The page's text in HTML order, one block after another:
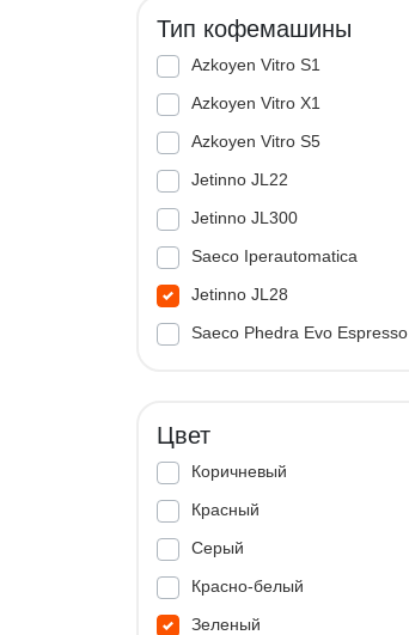
Тип кофемашины
Azkoyen Vitro S1
Azkoyen Vitro X1
Azkoyen Vitro S5
Jetinno JL22
Jetinno JL300
Saeco Iperautomatica
Jetinno JL28
Saeco Phedra Evo Espresso
Цвет
Коричневый
Красный
Серый
Красно-белый
Зеленый